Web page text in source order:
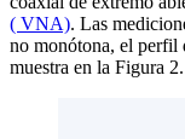
( VNA). Las
no monótona, el perfil
muestra en la Figura 2.